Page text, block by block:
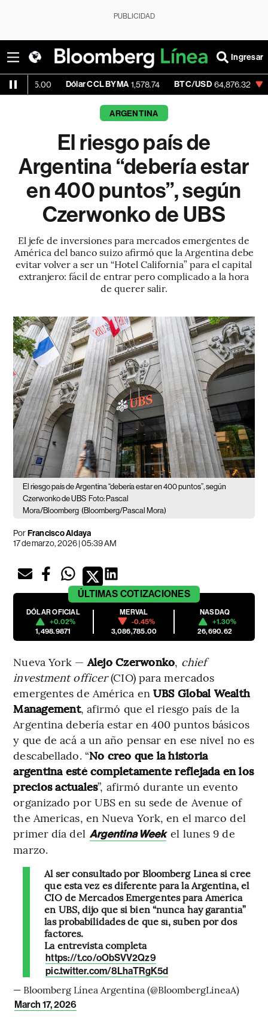
PUBLICIDAD
Ingresar
Dólar CCL BYMA 1,578.74 BTC/USD 64,876.32 -0.35%
ARGENTINA
El riesgo país de
Argentina “debería estar
en 400 puntos”, según
Czerwonko de UBS
El jefe de inversiones para mercados emergentes de
América del banco suizo afirmó que la Argentina debe
evitar volver a ser un “Hotel California” para el capital
extranjero: fácil de entrar pero complicado a la hora
de querer salir.
El riesgo país de Argentina “debería estar en 400 puntos”, según
Czerwonko de UBS Foto: Pascal
Mora/Bloomberg (Bloomberg/Pascal Mora)
PorFrancisco Aldaya
17 de marzo, 2026 | 05:39 AM
ÚLTIMAS COTIZACIONES
DÓLAR OFICIAL
+0.02%
1,498.9871
MERVAL
-0.45%
3,086,785.00
NASDAQ
+1.30%
26,690.62
Nueva York —Alejo Czerwonko, chief
investment officer(CIO) para mercados
emergentes de América en UBS Global Wealth
Management, afirmó que el riesgo país de la
Argentina debería estar en 400 puntos básicos
y que de acá a un año pensar en ese nivel no es
descabellado. “No creo que la historia
argentina esté completamente reflejada en los
precios actuales”, afirmó durante un evento
organizado por UBS en su sede de Avenue of
the Americas, en Nueva York, en el marco del
primer día del Argentina Week el lunes 9 de
marzo.
Al ser consultado por Bloomberg Línea si cree
que esta vez es diferente para la Argentina, el
CIO de Mercados Emergentes para América
en UBS, dijo que si bien “nunca hay garantía”
las probabilidades de que sí, suben por dos
factores.
La entrevista completa
https://t.co/oObSVV2Qz9
pic.twitter.com/8LhaTRgK5d
— Bloomberg Línea Argentina (@BloombergLineaA)
March 17, 2026